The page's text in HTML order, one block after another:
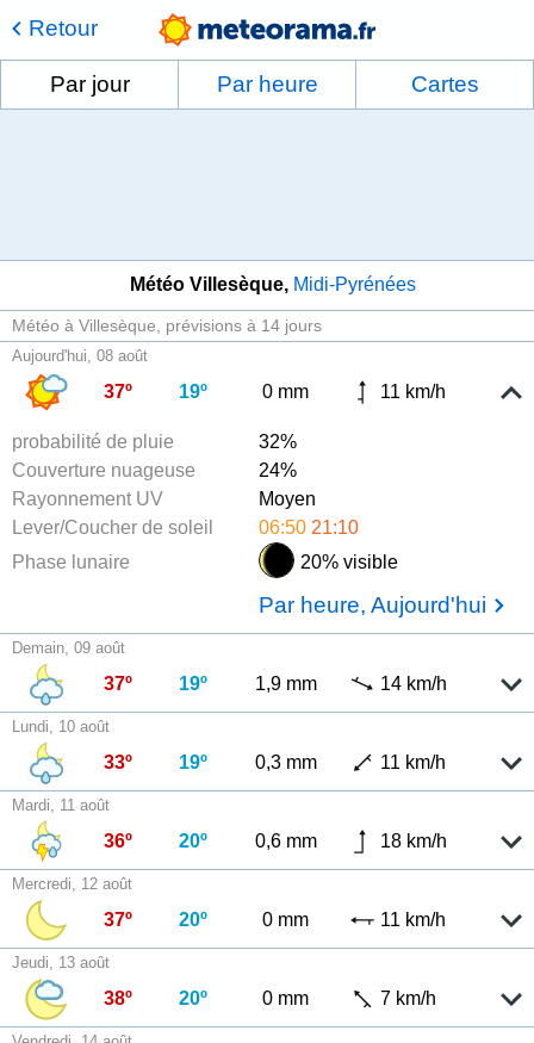
Retour
Par jour Par heure Cartes
Météo Villesèque Midi-Pyrénées
Météo à Villesèque prévisions à 14 jours
Aujourd'hui, 08 août
37º 19º 0 mm 11 km/h
probabilité de pluie
32%
Couverture nuageuse
24%
Rayonnement UV
Moyen
Lever/Coucher de soleil
06:50 21:10
Phase lunaire
20% visible
Par heure, Aujourd'hui
Demain, 09 août
37º 19º 1,9 mm 14 km/h
Lundi, 10 août
33º 19º 0,3 mm 11 km/h
Mardi, 11 août
36º 20º 0,6 mm 18 km/h
Mercredi, 12 août
37º 20º 0 mm 11 km/h
Jeudi, 13 août
38º 20º 0 mm 7 km/h